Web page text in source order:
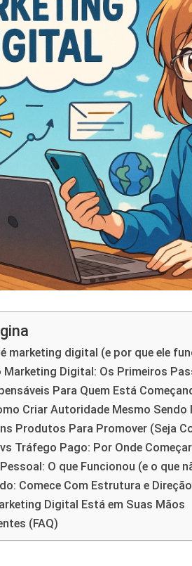
marketing digital (e por que ele
Marketing Digital: Os Primeiros
Para Quem Está
Criar Autoridade Mesmo Sendo
Produtos Para Promover (Seja
Tráfego Pago: Por Onde
O que Funcionou (e o que
Comece Com Estrutura e Direção
Digital Está em Suas Mãos
(FAQ)